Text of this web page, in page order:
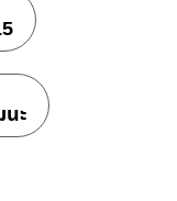
ะ